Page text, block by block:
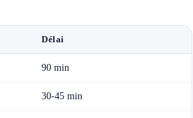
Délai
90 min
30-45 min